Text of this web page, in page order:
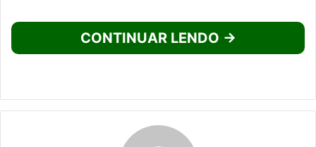
CONTINUAR LENDO →